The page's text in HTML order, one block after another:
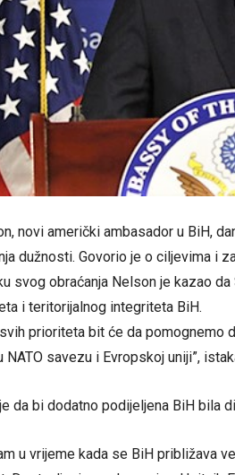
novi američki ambasador u BiH,
dužnosti. Govorio je o ciljevima i
svog obraćanja Nelson je kazao
i teritorijalnog integriteta BiH.
prioriteta bit će da pomognemo
NATO savezu i Evropskoj uniji”,
da bi dodatno podijeljena BiH bila
u vrijeme kada se BiH približava